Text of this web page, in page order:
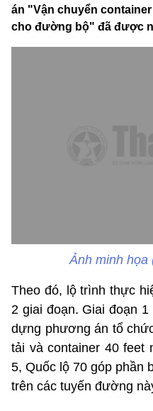
án "Vận chuyển
cho đường bộ" đã được
Ảnh minh họa
Theo đó, lộ trình thực
2 giai đoạn. Giai đoạn
dựng phương án tổ
tải và container 40 feet
5, Quốc lộ 70 góp phần
trên các tuyến đường